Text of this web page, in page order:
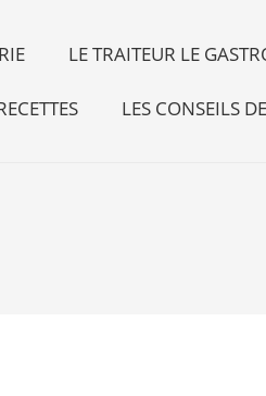
LE TRAITEUR LE
LES CONSEILS